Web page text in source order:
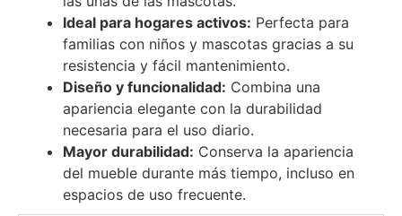
Ideal para hogares activos: Perfecta para
familias con niños y mascotas gracias a su
resistencia y fácil mantenimiento.
Diseño y funcionalidad: Combina una
apariencia elegante con la durabilidad
necesaria para el uso diario.
Mayor durabilidad: Conserva la apariencia
del mueble durante más tiempo, incluso en
espacios de uso frecuente.